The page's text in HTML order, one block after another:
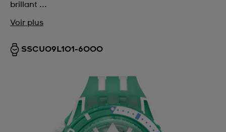
brillant ...
Voir plus
SSCU09L101-6000